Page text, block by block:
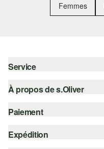
Femmes
Service
Aide - FAQ
À propos de s.Oliver
S'abonner à la Newsletter
s.Oliver Card
Paiement
Sur facture
Expédition